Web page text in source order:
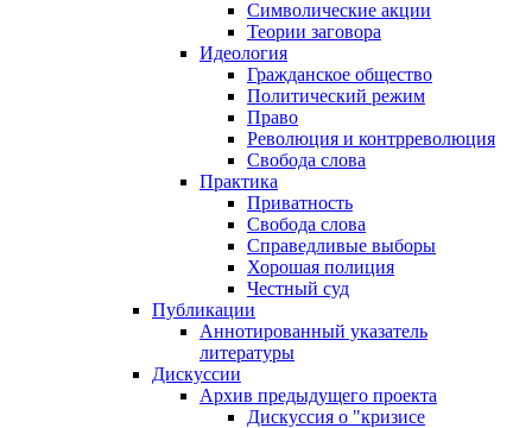
Символические акции
Теории заговора
Идеология
Гражданское общество
Политический режим
Право
Революция и контрреволюция
Свобода слова
Практика
Приватность
Свобода слова
Справедливые выборы
Хорошая полиция
Честный суд
Публикации
Аннотированный указатель
литературы
Дискуссии
Архив предыдущего проекта
Дискуссия о "кризисе